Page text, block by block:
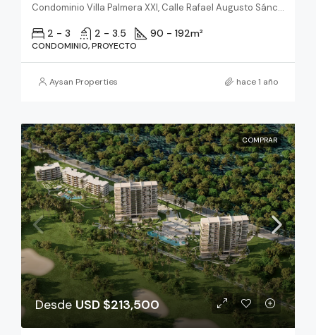
Condominio Villa Palmera XXI, Calle Rafael Augusto Sánchez, Santo Domingo, República Dominicana
2 - 3 2 - 3.5 90 - 192m²
CONDOMINIO, PROYECTO
Aysan Properties hace 1 año
COMPRAR
Desde USD $213,500